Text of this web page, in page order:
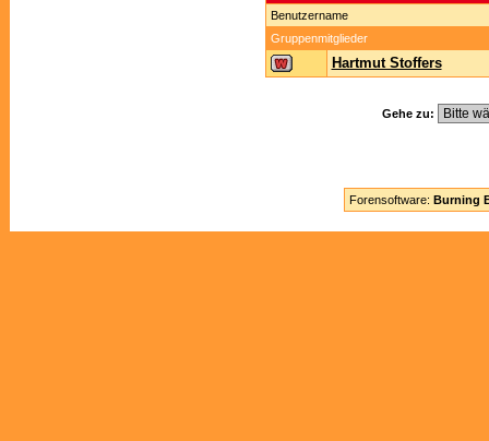
Benutzername
Gruppenmitglieder
Hartmut Stoffers
Gehe zu:
Forensoftware: Burning